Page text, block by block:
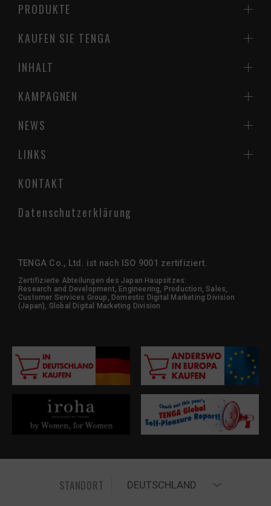
PRODUKTE
KAUFEN SIE TENGA
INHALT
NEWS
KONTAKT
Datenschutzerklärung
KAMPAGNEN
LINKS
TENGA Co., Ltd. ist nach ISO 9001 zertifiziert.
Zertifizierte Abteilungen des Japan Haupsitzes:
Research and Development, Engineering, Production, Sales,
Customer Services Group, Domestic Digital Marketing Division
(Japan), Global Digital Marketing Division
STANDORT DEUTSCHLAND